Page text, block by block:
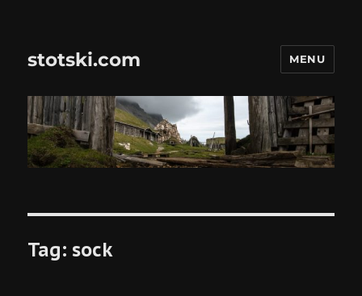
stotski.com MENU
Tag: sock